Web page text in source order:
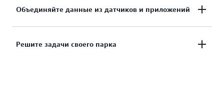
Создание пользовательских правил и логики
утверждений «если-то-иначе».
Объединяйте данные из датчиков и приложений
Объединение данных из датчиков и
Решите задачи своего парка